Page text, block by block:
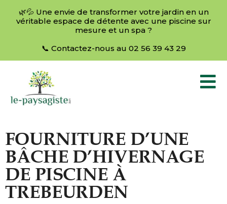
🌿💦 Une envie de transformer votre jardin en un
véritable espace de détente avec une piscine sur
mesure et un spa ?
📞 Contactez-nous au 02 56 39 43 29
FOURNITURE D’UNE
BÂCHE D’HIVERNAGE
DE PISCINE À
TREBEURDEN